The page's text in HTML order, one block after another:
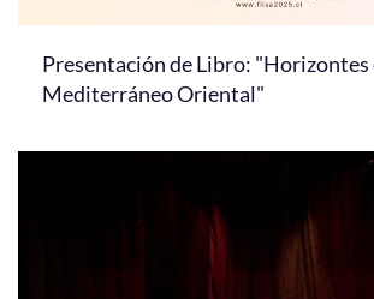
Presentación de Libro: "Horizontes
Mediterráneo Oriental"